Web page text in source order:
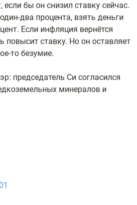
если бы он снизил ставку сейчас.
два процента, взять деньги
Если инфляция вернётся
повысит ставку. Но он оставляет
то безумие.
председатель Си согласился
минералов и